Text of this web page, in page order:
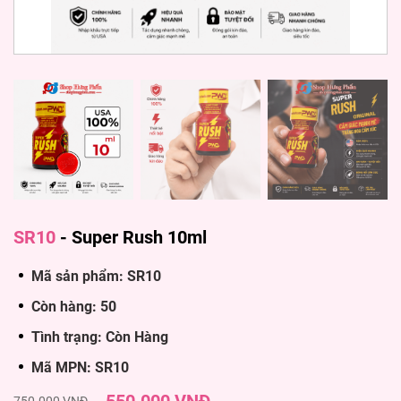
SR10 - Super Rush 10ml
Mã sản phẩm: SR10
Còn hàng: 50
Tình trạng: Còn Hàng
Mã MPN: SR10